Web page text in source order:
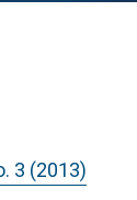
3 (2013)